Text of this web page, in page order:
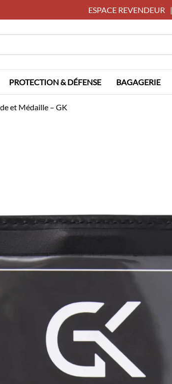
ESPACE REVENDEUR |
PROTECTION & DÉFENSE BAGAGERIE
et Médaille – GK